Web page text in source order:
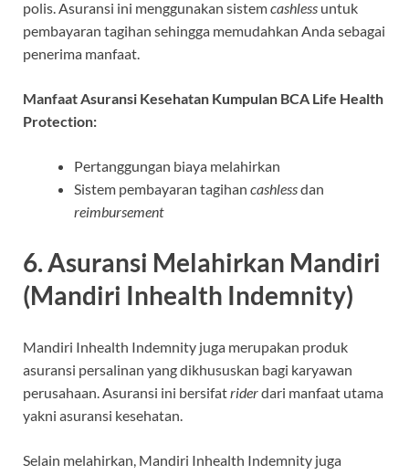
polis. Asuransi ini menggunakan sistemcashless untuk
pembayaran tagihan sehingga memudahkan Anda sebagai
penerima manfaat.
Manfaat Asuransi Kesehatan Kumpulan BCA Life Health
Protection:
Pertanggungan biaya melahirkan
Sistem pembayaran tagihan cashlessdan
reimbursement
6. Asuransi Melahirkan Mandiri
(Mandiri Inhealth Indemnity)
Mandiri Inhealth Indemnity juga merupakan produk
asuransi persalinan yang dikhususkan bagi karyawan
perusahaan. Asuransi ini bersifatriderdari manfaat utama
yakni asuransi kesehatan.
Selain melahirkan, Mandiri Inhealth Indemnity juga